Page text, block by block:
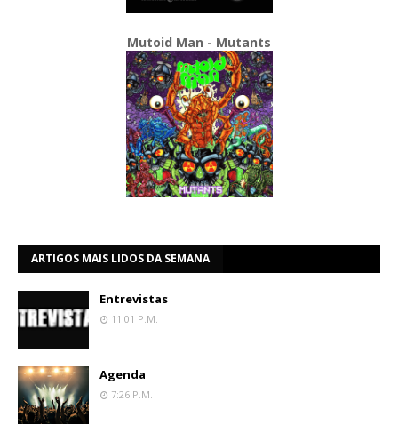
Mutoid Man - Mutants
ARTIGOS MAIS LIDOS DA SEMANA
Entrevistas
11:01 P.m.
Agenda
7:26 P.m.